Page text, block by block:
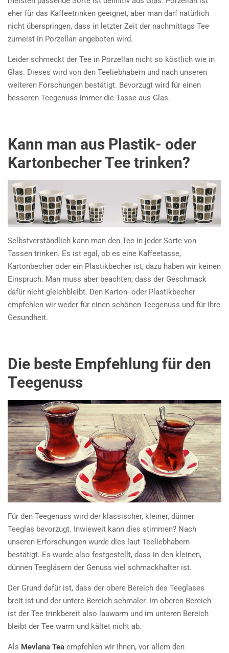
eher für das Kaffeetrinken geeignet, aber man darf natürlich
nicht überspringen, dass in letzter Zeit der nachmittags Tee
zumeist in Porzellan angeboten wird.
Leider schmeckt der Tee in Porzellan nicht so köstlich wie in
Glas. Dieses wird von den Teeliebhabern und nach unseren
weiteren Forschungen bestätigt. Bevorzugt wird für einen
besseren Teegenuss immer die Tasse aus Glas.
Kann man aus Plastik- oder
Kartonbecher Tee trinken?
Selbstverständlich kann man den Tee in jeder Sorte von
Tassen trinken. Es ist egal, ob es eine Kaffeetasse,
Kartonbecher oder ein Plastikbecher ist, dazu haben wir keinen
Einspruch. Man muss aber beachten, dass der Geschmack
dafür nicht gleichbleibt. Den Karton- oder Plastikbecher
empfehlen wir weder für einen schönen Teegenuss und für Ihre
Gesundheit.
Die beste Empfehlung für den
Teegenuss
Für den Teegenuss wird der klassischer, kleiner, dünner
Teeglas bevorzugt. Inwieweit kann dies stimmen? Nach
unseren Erforschungen wurde dies laut Teeliebhabern
bestätigt. Es wurde also festgestellt, dass in den kleinen,
dünnen Teegläsern der Genuss viel schmackhafter ist.
Der Grund dafür ist, dass der obere Bereich des Teeglases
breit ist und der untere Bereich schmaler. Im oberen Bereich
ist der Tee trinkbereit also lauwarm und im unteren Bereich
bleibt der Tee warm und kältet nicht ab.
Als Mevlana Tea empfehlen wir Ihnen, vor allem den